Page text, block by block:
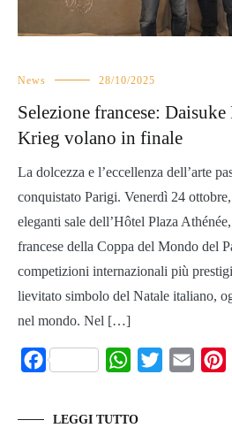
News 28/10/2025
Selezione francese:
Krieg volano in finale
La dolcezza e l’eccellenza dell’arte
conquistato Parigi. Venerdì 24
eleganti sale dell’Hôtel Plaza
francese della Coppa del Mondo del
competizioni internazionali più
lievitato simbolo del Natale italiano,
nel mondo. Nel […]
Facebook WhatsApp
Twitter Email
LEGGI TUTTO